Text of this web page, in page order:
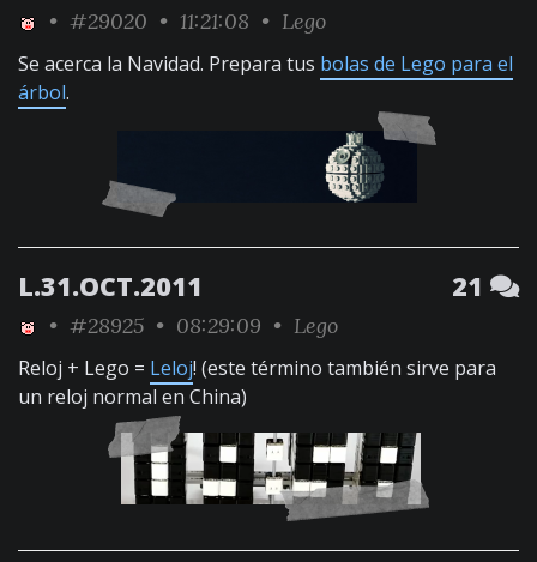
• #29020 • 11:21:08 • Lego
Se acerca la Navidad. Prepara tus bolas de Lego para el
árbol.
L.31.OCT.2011 21
• #28925 • 08:29:09 • Lego
Reloj + Lego = Leloj! (este término también sirve para
un reloj normal en China)